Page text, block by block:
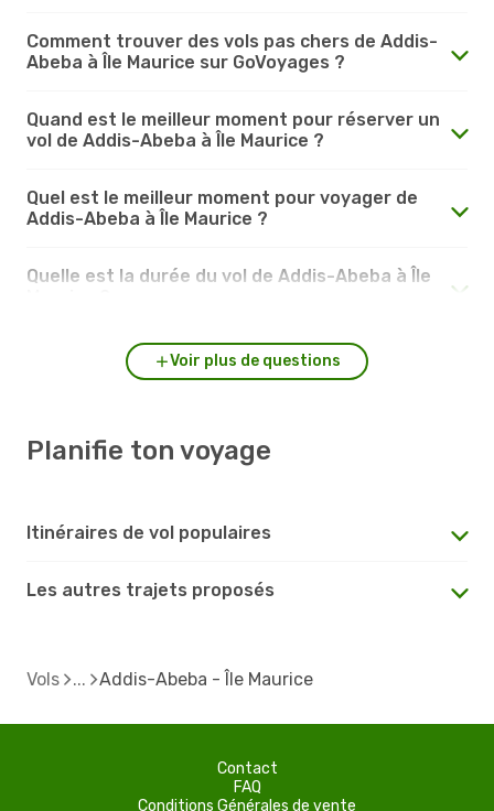
Comment trouver des vols pas chers de Addis-
Abeba à Île Maurice sur GoVoyages ?
Quand est le meilleur moment pour réserver un
vol de Addis-Abeba à Île Maurice ?
Quel est le meilleur moment pour voyager de
Addis-Abeba à Île Maurice ?
Quelle est la durée du vol de Addis-Abeba à Île
Voir plus de questions
Planifie ton voyage
Itinéraires de vol populaires
Les autres trajets proposés
Vols Addis-Abeba - Île Maurice
Contact
FAQ
Conditions Générales de vente